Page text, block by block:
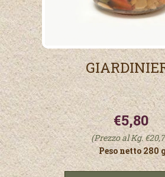
€5,80
(Prezzo al Kg.
Peso netto 280